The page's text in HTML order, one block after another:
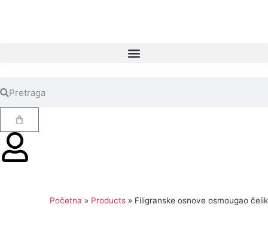
Početna » Products » Filigranske osnove osmougao čelik